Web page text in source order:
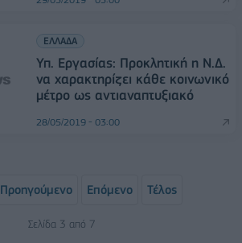
ΕΛΛΑΔΑ
Υπ. Εργασίας: Προκλητική η Ν.Δ.
να χαρακτηρίζει κάθε κοινωνικό
μέτρο ως αντιαναπτυξιακό
28/05/2019 - 03:00
Προηγούμενο Επόμενο Τέλος
Σελίδα 3 από 7